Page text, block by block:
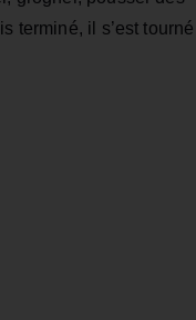
terminé, il s’est tourné